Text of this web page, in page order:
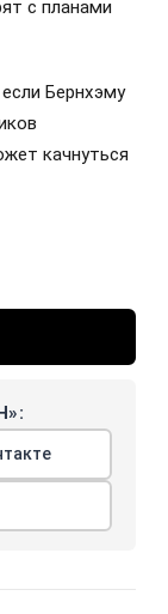
с планами
Бернхэму
качнуться